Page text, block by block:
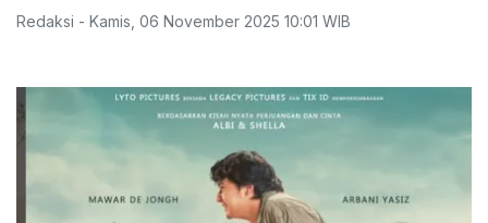
Redaksi - Kamis 06 November 2025 10:01 WIB